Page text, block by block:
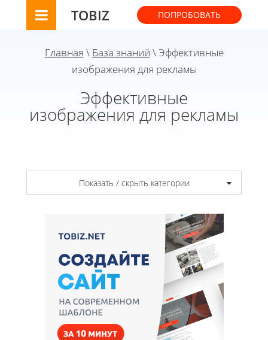
TOBIZ ПОПРОБОВАТЬ
Главная \ База знаний \ Эффективные
изображения для рекламы
Эффективные
изображения для рекламы
Показать / скрыть категории